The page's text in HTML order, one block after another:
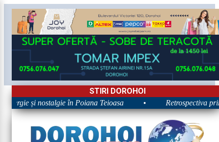
STIRI DOROHOI
și nostalgie în Poiana Teioasa Retrospectiva